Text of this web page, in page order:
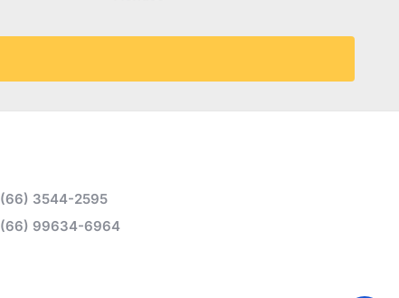
(66) 3544-2595
(66) 99634-6964